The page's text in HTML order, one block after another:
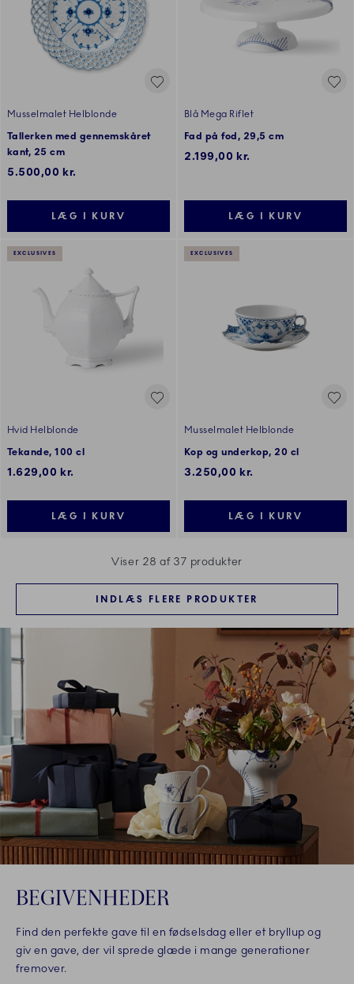
Musselmalet Helblonde
Tallerken med gennemskåret
kant, 25 cm
5.500,00 kr.
LÆG I KURV
Blå Mega Riflet
Fad på fod, 29,5 cm
2.199,00 kr.
LÆG I KURV
EXCLUSIVES
Hvid Helblonde
Tekande, 100 cl
1.629,00 kr.
LÆG I KURV
EXCLUSIVES
Musselmalet Helblonde
Kop og underkop, 20 cl
3.250,00 kr.
LÆG I KURV
Viser 28 af 37 produkter
INDLÆS FLERE PRODUKTER
BEGIVENHEDER
Find den perfekte gave til en fødselsdag eller et bryllup og
giv en gave, der vil sprede glæde i mange generationer
fremover.